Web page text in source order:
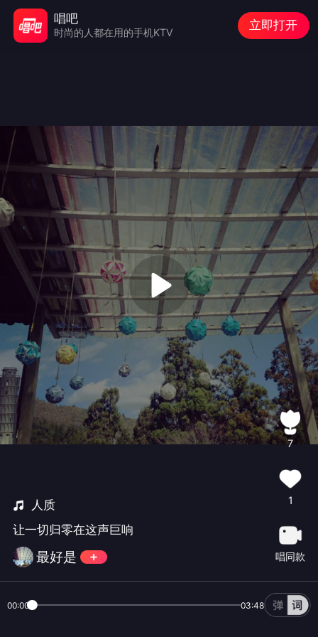
人质
让一切归零在这声巨响
最好是
7
1
唱同款
00:00 03:48
唱吧
时尚的人都在用的手机KTV
立即打开